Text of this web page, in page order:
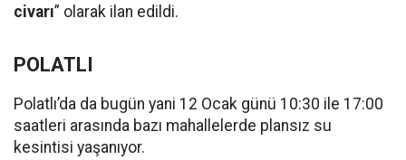
civarı” olarak ilan edildi.
POLATLI
Polatlı’da da bugün yani 12 Ocak günü 10:30 ile 17:00
saatleri arasında bazı mahallelerde plansız su
kesintisi yaşanıyor.